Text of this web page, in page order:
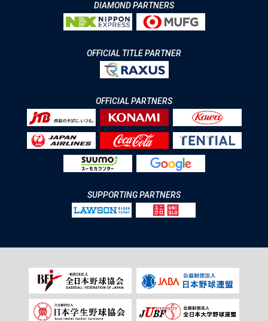
DIAMOND PARTNERS
OFFICIAL TITLE PARTNER
OFFICIAL PARTNERS
SUPPORTING PARTNERS